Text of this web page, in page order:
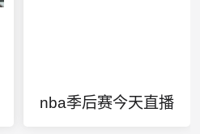
nba季后赛今天直播